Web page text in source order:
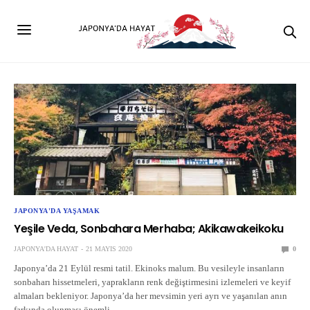
JAPONYA'DA YAŞAMAK
Yeşile Veda, Sonbahara Merhaba; Akikawakeikoku
JAPONYA'DA HAYAT 21 MAYIS 2020 0
Japonya’da 21 Eylül resmi tatil. Ekinoks malum. Bu vesileyle insanların
sonbaharı hissetmeleri, yaprakların renk değiştirmesini izlemeleri ve keyif
almaları bekleniyor. Japonya’da her mevsimin yeri ayrı ve yaşanılan anın